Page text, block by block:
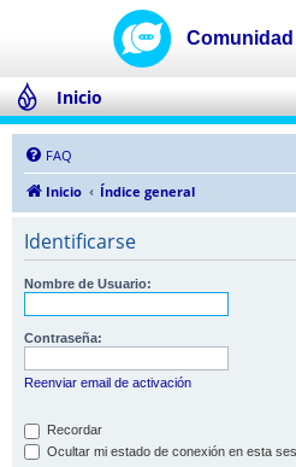
Inicio
FAQ
Inicio
Índice general
Identificarse
Nombre de Usuario:
Contraseña:
Reenviar email de activación
Recordar
Ocultar mi estado de conexión en esta